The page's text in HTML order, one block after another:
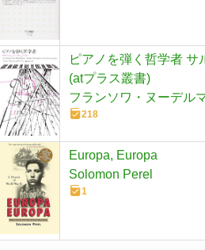
ピアノを弾く哲学者 サ
(atプラス叢書)
フランソワ・ヌーデル
218
Europa, Europa
Solomon Perel
1